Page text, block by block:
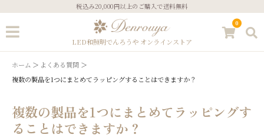
税込み20,000円以上のご購入で送料無料
LED和照明でんろうや オンラインストア
ゲスト
ログイン
0
ホーム
よくある質問
複数の製品を1つにまとめてラッピングすることはできますか？
複数の製品を1つにまとめてラッピングす
ることはできますか？